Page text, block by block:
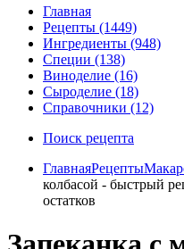
Главная
Рецепты (1449)
Ингредиенты (948)
Специи (138)
Виноделие (16)
Сыроделие (18)
Справочники (12)
Поиск рецепта
ГлавнаяРецепты
колбасой - быстрый
остатков